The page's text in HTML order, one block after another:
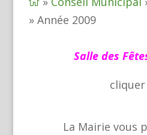
» Année 2009
Salle des
cliquer
La Mairie vous